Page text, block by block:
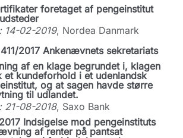
foretaget af pengeinstitut
14-02-2019, Nordea Danmark
411/2017 Ankenævnets sekretariats
af en klage begrundet i, klagen
et kundeforhold i et udenlandsk
og at sagen havde større
til udlandet.
21-08-2018, Saxo Bank
Indsigelse mod pengeinstituts
af renter på pantsat